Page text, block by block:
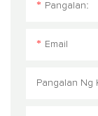
Pangalan:
Email
Pangalan Ng